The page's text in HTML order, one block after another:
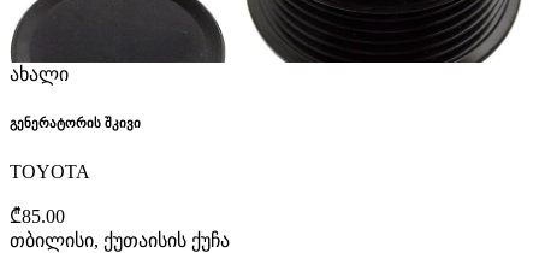
ახალი
გენერატორის შკივი
TOYOTA
₾85.00
თბილისი, ქუთაისის ქუჩა